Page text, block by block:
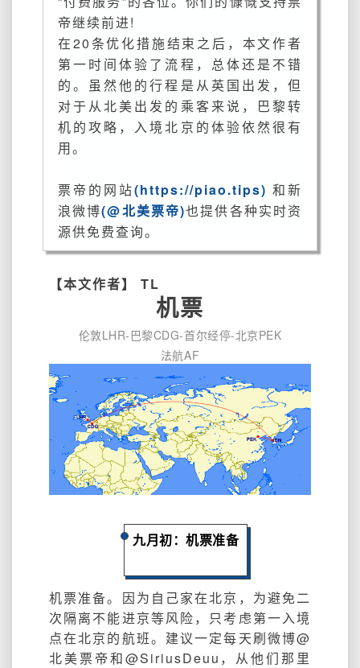
波
三
折
的
回
国
帝继续前进!
在20条优化措施结束之后，本文作者
第一时间体验了流程，总体还是不错
的。虽然他的行程是从英国出发，但
对于从北美出发的乘客来说，巴黎转
机的攻略，入境北京的体验依然很有
用。
票帝的网站(https://piao.tips) 和新
浪微博(@北美票帝)也提供各种实时资
源供免费查询。
【本文作者】 TL
机票
伦敦LHR-巴黎CDG-首尔经停-北京PEK
法航AF
九月初：机票准备
机票准备。因为自己家在北京，为避免二
次隔离不能进京等风险，只考虑第一入境
点在北京的航班。建议一定每天刷微博@
北美票帝和@SiriusDeuu，从他们那里